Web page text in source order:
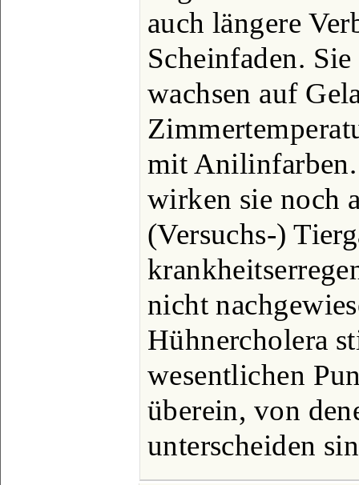
auch längere
Scheinfaden.
wachsen auf
mit
wirken sie noch
(Versuchs-)
nicht
Hühnercholera
wesentlichen
überein, von
unterscheiden